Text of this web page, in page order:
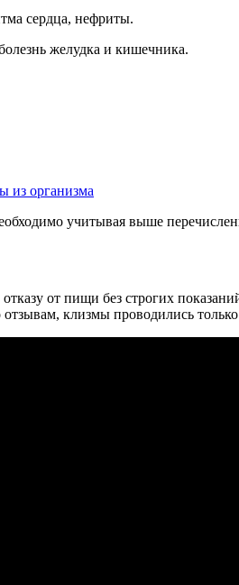
сердца, нефриты.
желудка и кишечника.
из организма
учитывая выше
от пищи без строгих
клизмы проводились